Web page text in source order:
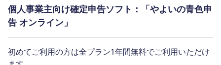
個人事業主向け確定申告ソフト：「やよいの青色申
告 オンライン」
初めてご利用の方は全プラン1年間無料でご利用いただけ